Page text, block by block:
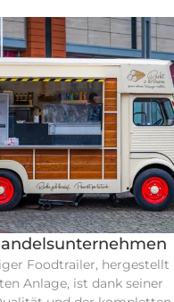
Foodtrailer, hergestellt
Anlage, ist dank seiner